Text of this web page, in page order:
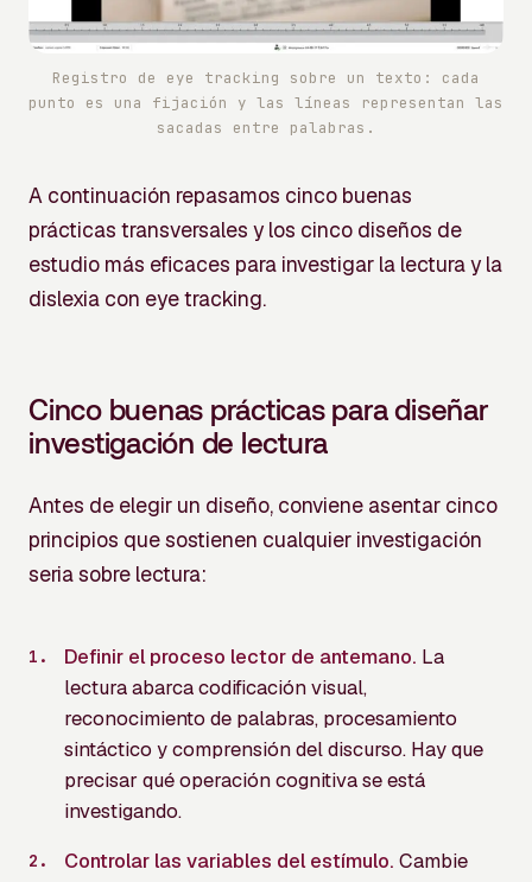
Registro de eye tracking sobre un texto: cada
punto es una fijación y las líneas representan las
sacadas entre palabras.
A continuación repasamos cinco buenas
prácticas transversales y los cinco diseños de
estudio más eficaces para investigar la lectura y la
dislexia con eye tracking.
Cinco buenas prácticas para diseñar
investigación de lectura
Antes de elegir un diseño, conviene asentar cinco
principios que sostienen cualquier investigación
seria sobre lectura:
Definir el proceso lector de antemano. La
lectura abarca codificación visual,
reconocimiento de palabras, procesamiento
sintáctico y comprensión del discurso. Hay que
precisar qué operación cognitiva se está
investigando.
Controlar las variables del estímulo. Cambie